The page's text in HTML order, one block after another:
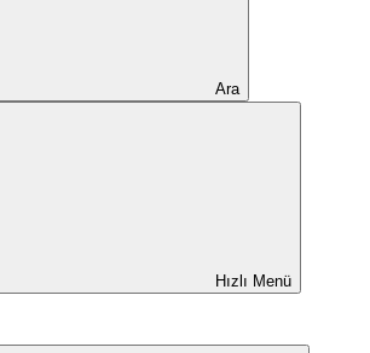
Ara
Hızlı Menü